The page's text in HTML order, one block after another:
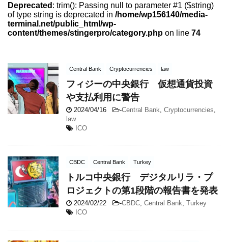
Deprecated : trim(): Passing null to parameter #1 ($string)
of type string is deprecated in /home/wp156140/media-
terminal.net/public_html/wp-
content/themes/stingerpro/category.php on line 74
Central Bank Cryptocurrencies law
フィジーの中央銀行 仮想通貨投資
や支払利用に警告
2024/04/16 -Central Bank Cryptocurrencies
law
ICO
CBDC Central Bank Turkey
トルコ中央銀行 デジタルリラ・プ
ロジェクトの第1段階の報告書を発表
2024/02/22 -CBDC Central Bank Turkey
ICO